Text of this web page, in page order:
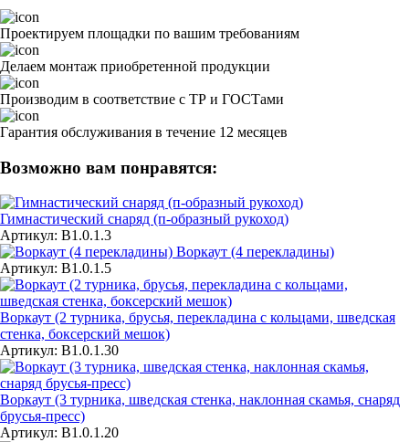
Проектируем площадки по вашим требованиям
Делаем монтаж приобретенной продукции
Производим в соответствие с ТР и ГОСТами
Гарантия обслуживания в течение 12 месяцев
Возможно вам понравятся:
Гимнастический снаряд (п-образный рукоход)
Артикул: В1.0.1.3
Воркаут (4 перекладины)
Артикул: В1.0.1.5
Воркаут (2 турника, брусья, перекладина с кольцами, шведская
стенка, боксерский мешок)
Артикул: В1.0.1.30
Воркаут (3 турника, шведская стенка, наклонная скамья, снаряд
брусья-пресс)
Артикул: В1.0.1.20